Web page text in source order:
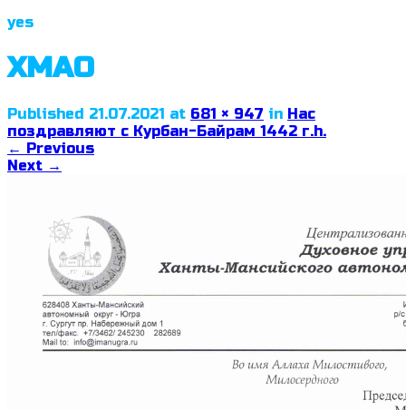
yes
ХМАО
Published 21.07.2021 at 681 × 947 in Нас
поздравляют с Курбан-Байрам 1442 г.h.
← Previous
Next →